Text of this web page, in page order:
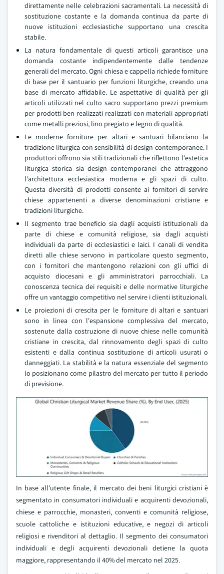
direttamente nelle celebrazioni sacramentali. La necessità di
sostituzione costante e la domanda continua da parte di
nuove istituzioni ecclesiastiche supportano una crescita
stabile.
La natura fondamentale di questi articoli garantisce una
domanda costante indipendentemente dalle tendenze
generali del mercato. Ogni chiesa e cappella richiede forniture
di base per il santuario per funzioni liturgiche, creando una
base di mercato affidabile. Le aspettative di qualità per gli
articoli utilizzati nel culto sacro supportano prezzi premium
per prodotti ben realizzati realizzati con materiali appropriati
come metalli preziosi, lino pregiato e legno di qualità.
Le moderne forniture per altari e santuari bilanciano la
tradizione liturgica con sensibilità di design contemporanee. I
produttori offrono sia stili tradizionali che riflettono l'estetica
liturgica storica sia design contemporanei che attraggono
l'architettura ecclesiastica moderna e gli spazi di culto.
Questa diversità di prodotti consente ai fornitori di servire
chiese appartenenti a diverse denominazioni cristiane e
tradizioni liturgiche.
Il segmento trae beneficio sia dagli acquisti istituzionali da
parte di chiese e comunità religiose, sia dagli acquisti
individuali da parte di ecclesiastici e laici. I canali di vendita
diretti alle chiese servono in particolare questo segmento,
con i fornitori che mantengono relazioni con gli uffici di
acquisto diocesani e gli amministratori parrocchiali. La
conoscenza tecnica dei requisiti e delle normative liturgiche
offre un vantaggio competitivo nel servire i clienti istituzionali.
Le proiezioni di crescita per le forniture di altari e santuari
sono in linea con l'espansione complessiva del mercato,
sostenute dalla costruzione di nuove chiese nelle comunità
cristiane in crescita, dal rinnovamento degli spazi di culto
esistenti e dalla continua sostituzione di articoli usurati o
danneggiati. La stabilità e la natura essenziale del segmento
lo posizionano come pilastro del mercato per tutto il periodo
di previsione.
In base all'utente finale, il mercato dei beni liturgici cristiani è
segmentato in consumatori individuali e acquirenti devozionali,
chiese e parrocchie, monasteri, conventi e comunità religiose,
scuole cattoliche e istituzioni educative, e negozi di articoli
religiosi e rivenditori al dettaglio. Il segmento dei consumatori
individuali e degli acquirenti devozionali detiene la quota
maggiore, rappresentando il 40% del mercato nel 2025.